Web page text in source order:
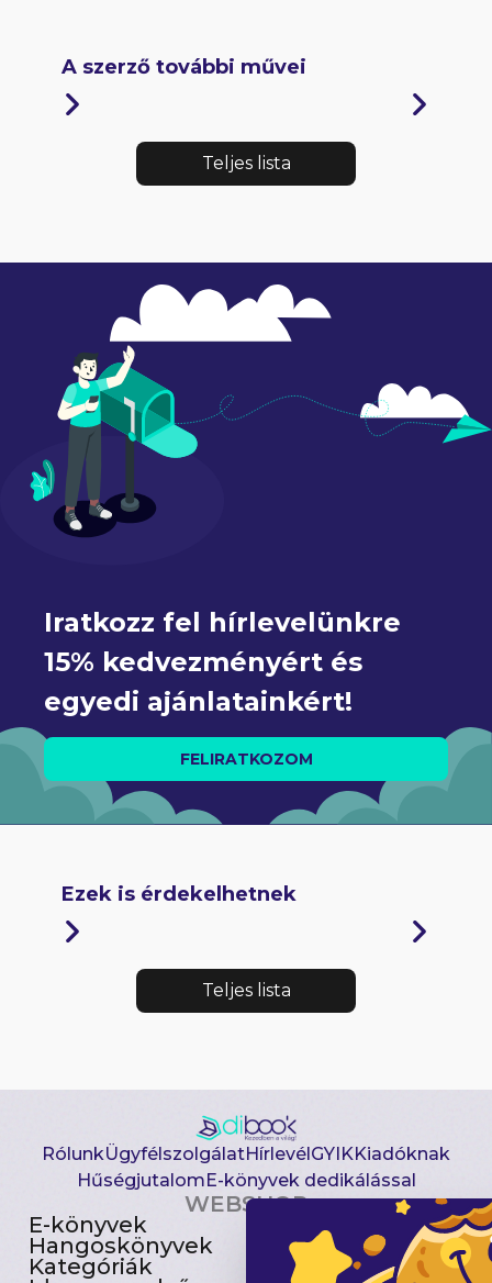
A szerző további művei
Teljes lista
Iratkozz fel hírlevelünkre
15% kedvezményért és
egyedi ajánlatainkért!
FELIRATKOZOM
Ezek is érdekelhetnek
Teljes lista
RólunkÜgyfélszolgálatHírlevél GYIKKiadóknak
Hűségjutalom E-könyvek dedikálással
WEBSHOP
E-könyvek
Hangoskönyvek
Kategóriák
Csomagajánlatok
Akciósak
Előjegyezhetők